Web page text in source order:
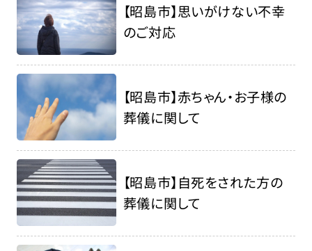
【昭島市】思いがけない不幸
のご対応
【昭島市】赤ちゃん・お子様の
葬儀に関して
【昭島市】自死をされた方の
葬儀に関して